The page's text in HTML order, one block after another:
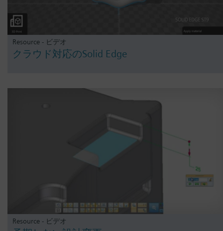
Resource - ビデオ
クラウド対応のSolid Edge
Resource - ビデオ